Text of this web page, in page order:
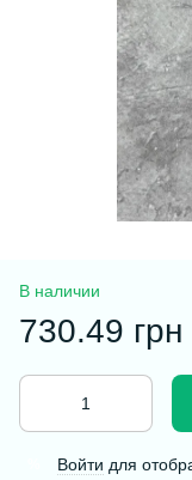
В наличии
730.49 грн
Войти для